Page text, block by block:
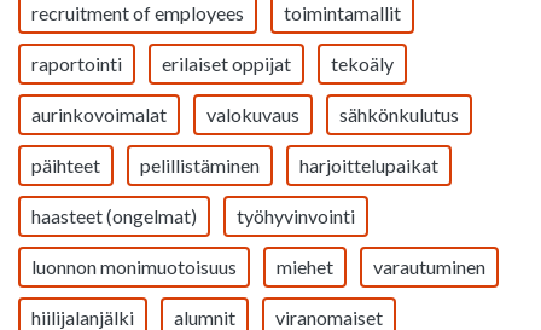
recruitment of employees toimintamallit
raportointi erilaiset oppijat tekoäly
aurinkovoimalat valokuvaus sähkönkulutus
päihteet pelillistäminen harjoittelupaikat
haasteet (ongelmat) työhyvinvointi
luonnon monimuotoisuus miehet varautuminen
hiilijalanjälki alumnit viranomaiset